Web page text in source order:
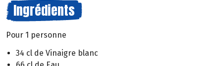
Ingrédients
Pour 1 personne
34 cl de Vinaigre blanc